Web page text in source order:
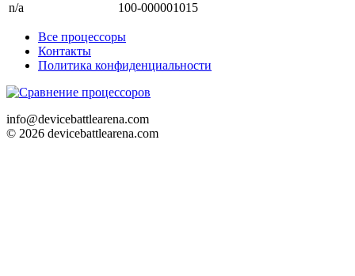
n/a
100-000001015
Все процессоры
Контакты
Политика конфиденциальности
info@devicebattlearena.com
© 2026 devicebattlearena.com